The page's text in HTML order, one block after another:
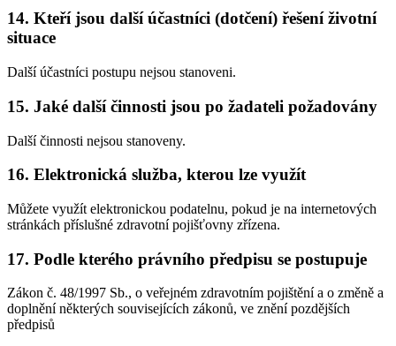
14. Kteří jsou další účastníci (dotčení) řešení životní
situace
Další účastníci postupu nejsou stanoveni.
15. Jaké další činnosti jsou po žadateli požadovány
Další činnosti nejsou stanoveny.
16. Elektronická služba, kterou lze využít
Můžete využít elektronickou podatelnu, pokud je na internetových
stránkách příslušné zdravotní pojišťovny zřízena.
17. Podle kterého právního předpisu se postupuje
Zákon č. 48/1997 Sb., o veřejném zdravotním pojištění a o změně a
doplnění některých souvisejících zákonů, ve znění pozdějších
předpisů